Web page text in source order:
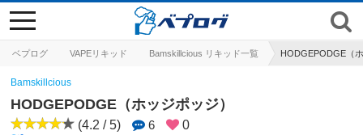
ベプログ VAPEリキッド Bamskillcious リキッド一覧 HODGEPODGE（
toggle
navigation
Bamskillcious
HODGEPODGE（ホッジポッジ）
(4.2 / 5) 6 0